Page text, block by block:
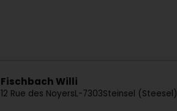
Fischbach Willi
12 Rue des NoyersL-7303Steinsel (Steesel)